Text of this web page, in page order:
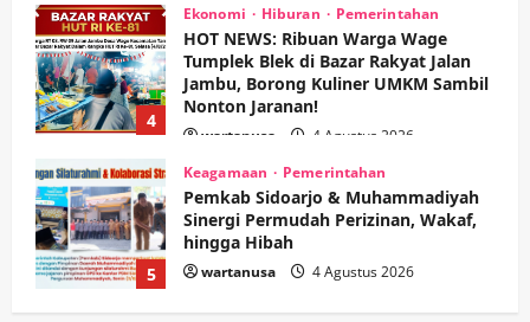
5
Keagamaan Pemerintahan
Pemkab Sidoarjo & Muhammadiyah
Sinergi Permudah Perizinan, Wakaf,
hingga Hibah
wartanusa 4 Agustus 2026
1
Kesehatan Pemerintahan
Ubah Lahan Tidur Jadi Cuan: Wabup
Sidoarjo Apresiasi Inovasi Teh Daun
Kumis Kucing Produk Anggota TNI AL
wartanusa 8 Agustus 2026